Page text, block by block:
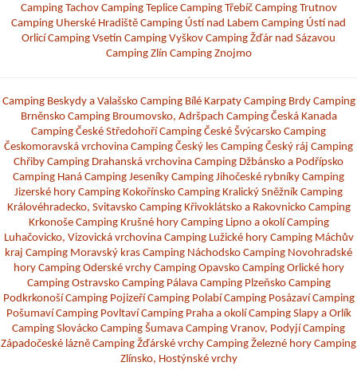
Camping Tachov Camping Teplice Camping Třebíč Camping Trutnov
Camping Uherské Hradiště Camping Ústí nad Labem Camping Ústí nad
Orlicí Camping Vsetín Camping Vyškov Camping Žďár nad Sázavou
Camping Zlín Camping Znojmo
Camping Beskydy a Valašsko Camping Bílé Karpaty Camping Brdy Camping
Brněnsko Camping Broumovsko, Adršpach Camping Česká Kanada
Camping České Středohoří Camping České Švýcarsko Camping
Českomoravská vrchovina Camping Český les Camping Český ráj Camping
Chřiby Camping Drahanská vrchovina Camping Džbánsko a Podřípsko
Camping Haná Camping Jeseníky Camping Jihočeské rybníky Camping
Jizerské hory Camping Kokořínsko Camping Kralický Sněžník Camping
Královéhradecko, Svitavsko Camping Křivoklátsko a Rakovnicko Camping
Krkonoše Camping Krušné hory Camping Lipno a okolí Camping
Luhačovicko, Vizovická vrchovina Camping Lužické hory Camping Máchův
kraj Camping Moravský kras Camping Náchodsko Camping Novohradské
hory Camping Oderské vrchy Camping Opavsko Camping Orlické hory
Camping Ostravsko Camping Pálava Camping Plzeňsko Camping
Podkrkonoší Camping Pojizeří Camping Polabí Camping Posázaví Camping
Pošumaví Camping Povltaví Camping Praha a okolí Camping Slapy a Orlík
Camping Slovácko Camping Šumava Camping Vranov, Podyjí Camping
Západočeské lázně Camping Žďárské vrchy Camping Železné hory Camping
Zlínsko, Hostýnské vrchy